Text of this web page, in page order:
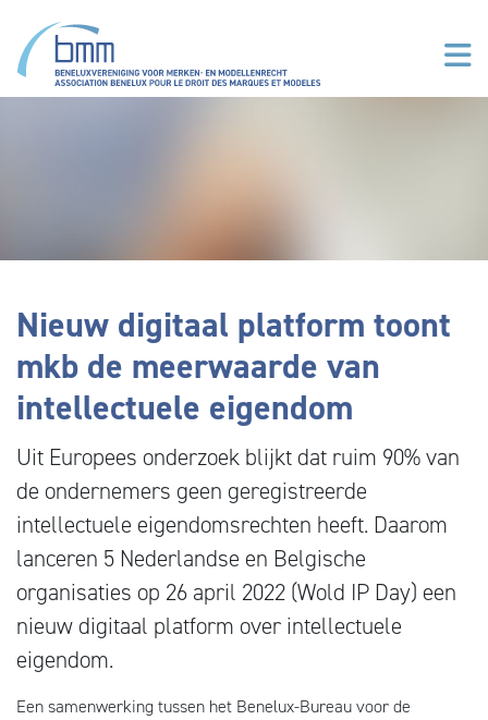
Nieuw digitaal platform toont
mkb de meerwaarde van
intellectuele eigendom
Uit Europees onderzoek blijkt dat ruim 90% van
de ondernemers geen geregistreerde
intellectuele eigendomsrechten heeft. Daarom
lanceren 5 Nederlandse en Belgische
organisaties op 26 april 2022 (Wold IP Day) een
nieuw digitaal platform over intellectuele
eigendom.
Een samenwerking tussen het Benelux-Bureau voor de